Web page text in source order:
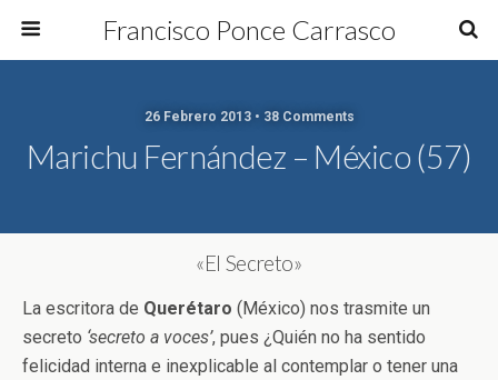
Francisco Ponce Carrasco
26 Febrero 2013 • 38 Comments
Marichu Fernández – México (57)
«El Secreto»
La escritora de Querétaro (México) nos trasmite un
secreto ‘secreto a voces’, pues ¿Quién no ha sentido
felicidad interna e inexplicable al contemplar o tener una